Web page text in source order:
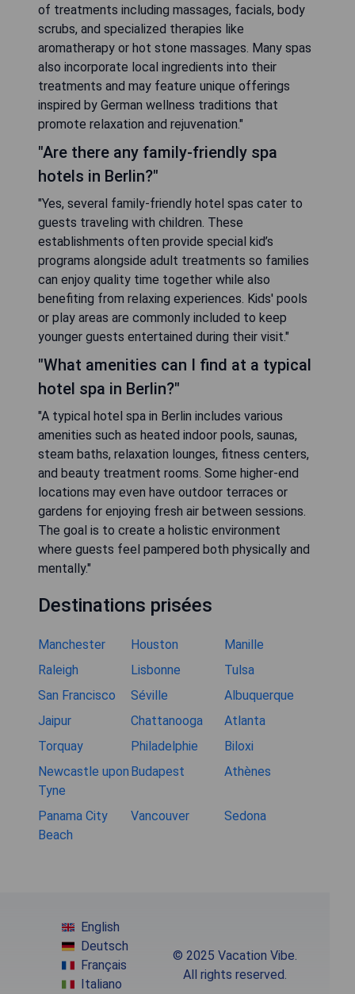
of treatments including massages, facials, body
scrubs, and specialized therapies like
aromatherapy or hot stone massages. Many spas
also incorporate local ingredients into their
treatments and may feature unique offerings
inspired by German wellness traditions that
promote relaxation and rejuvenation."
"Are there any family-friendly spa
hotels in Berlin?"
"Yes, several family-friendly hotel spas cater to
guests traveling with children. These
establishments often provide special kid’s
programs alongside adult treatments so families
can enjoy quality time together while also
benefiting from relaxing experiences. Kids' pools
or play areas are commonly included to keep
younger guests entertained during their visit."
"What amenities can I find at a typical
hotel spa in Berlin?"
"A typical hotel spa in Berlin includes various
amenities such as heated indoor pools, saunas,
steam baths, relaxation lounges, fitness centers,
and beauty treatment rooms. Some higher-end
locations may even have outdoor terraces or
gardens for enjoying fresh air between sessions.
The goal is to create a holistic environment
where guests feel pampered both physically and
mentally."
Destinations prisées
Manchester Houston
Manille
Raleigh
Lisbonne
Tulsa
San Francisco
Séville
Albuquerque
Jaipur
Chattanooga
Atlanta
Torquay
Philadelphie
Biloxi
Newcastle upon
Tyne
Budapest Athènes
Panama City
Beach
Vancouver Sedona
English
Deutsch
Français
Italiano
© 2025 Vacation Vibe.
All rights reserved.